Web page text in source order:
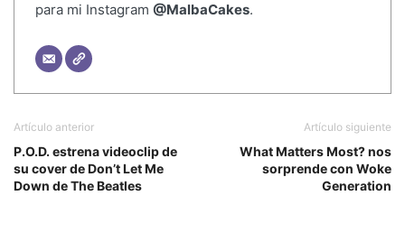
para mi Instagram @MalbaCakes.
Artículo anterior
P.O.D. estrena videoclip de
su cover de Don’t Let Me
Down de The Beatles
Artículo siguiente
What Matters Most? nos
sorprende con Woke
Generation